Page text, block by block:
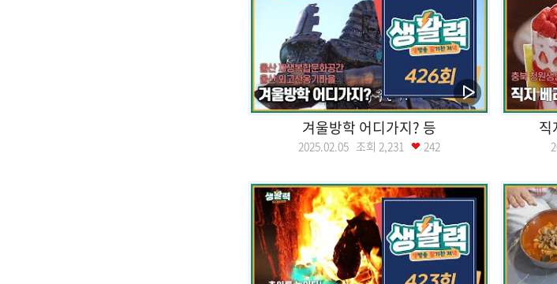
겨울방학 어디가지? 등
2025.02.05 조회 2,231 242
직